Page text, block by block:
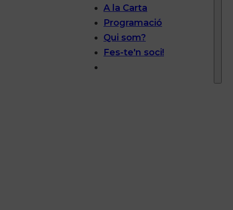
A la Carta
Programació
Qui som?
Fes-te'n soci!